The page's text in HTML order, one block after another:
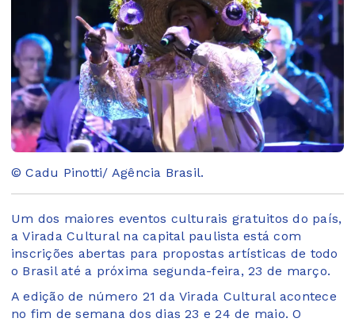
© Cadu Pinotti/ Agência Brasil.
Um dos maiores eventos culturais gratuitos do país,
a Virada Cultural na capital paulista está com
inscrições abertas para propostas artísticas de todo
o Brasil até a próxima segunda-feira, 23 de março.
A edição de número 21 da Virada Cultural acontece
no fim de semana dos dias 23 e 24 de maio. O